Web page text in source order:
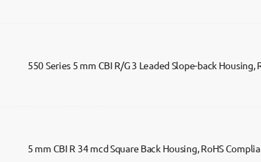
550 Series 5 mm CBI R/G 3 Leaded Slope-back Housing,
5 mm CBI R 34 mcd Square Back Housing, RoHS